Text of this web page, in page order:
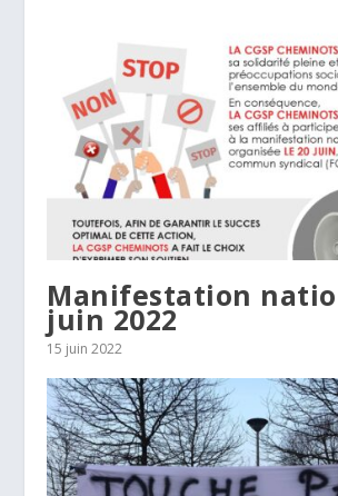
Manifestation
juin 2022
15 juin 2022